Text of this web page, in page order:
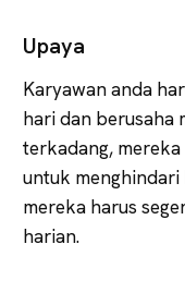
Upaya
Karyawan anda
hari dan berusaha
terkadang,
untuk
mereka harus
harian.